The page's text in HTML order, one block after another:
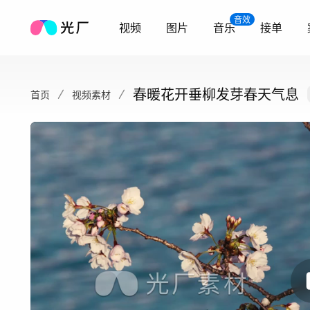
视频 图片
音效
音乐 接单
首页 视频素材 春暖花开垂柳发芽春天气息